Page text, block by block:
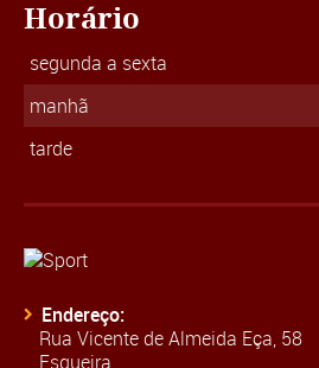
Horário
segunda a sexta
manhã
tarde
Endereço:
Rua Vicente de Almeida Eça, 58
Esgueira